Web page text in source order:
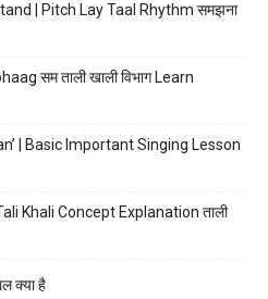
| Pitch Lay Taal Rhythm समझना
सम ताली खाली विभाग Learn
| Basic Important Singing Lesson
Khali Concept Explanation ताली
क्या है